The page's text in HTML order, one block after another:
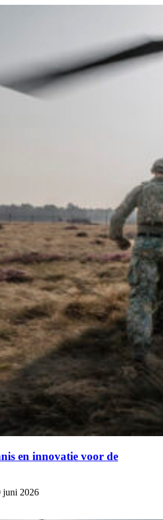
en innovatie voor de
juni 2026